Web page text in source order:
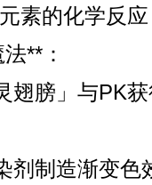
素的化学反应
**：
翅膀」与PK
剂制造渐变色